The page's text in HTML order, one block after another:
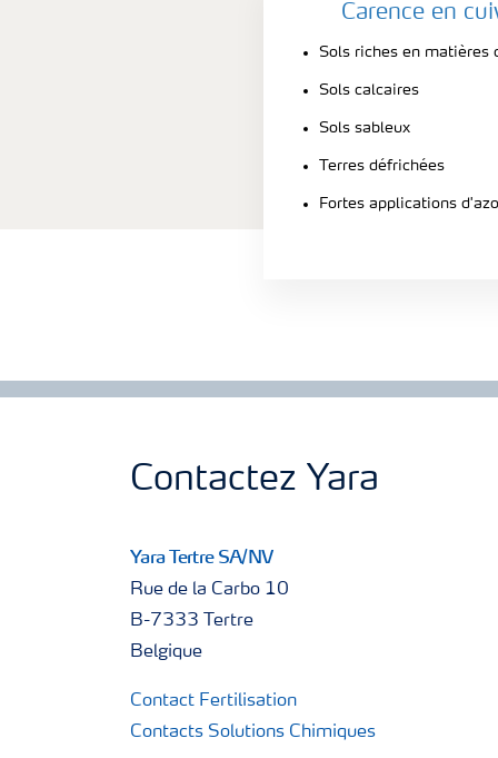
Carence en
Sols riches en matières
Sols calcaires
Sols sableux
Terres défrichées
Fortes applications
Contactez Yara
Yara Tertre SA/NV
Rue de la Carbo 10
B-7333 Tertre
Belgique
Contact Fertilisation
Contacts Solutions Chimiques